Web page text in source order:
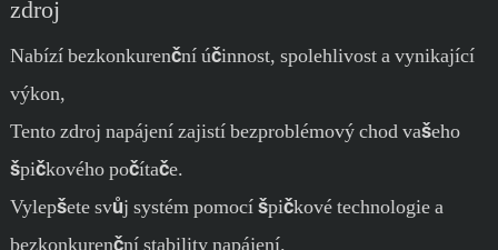
zdroj
Nabízí bezkonkurenční účinnost, spolehlivost a vynikající
výkon,
Tento zdroj napájení zajistí bezproblémový chod vašeho
špičkového počítače.
Vylepšete svůj systém pomocí špičkové technologie a
bezkonkurenční stability napájení.